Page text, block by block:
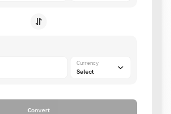
Currency
Select
Convert